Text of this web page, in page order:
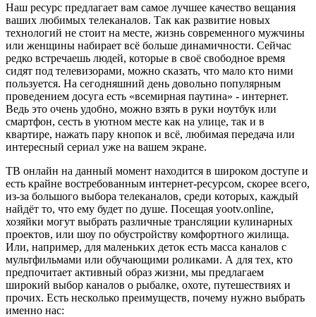
Наш ресурс предлагает вам самое лучшее качество вещания
ваших любимых телеканалов. Так как развитие новых
технологий не стоит на месте, жизнь современного мужчины
или женщины набирает всё больше динамичности. Сейчас
редко встречаешь людей, которые в своё свободное время
сидят под телевизорами, можно сказать, что мало кто ними
пользуется. На сегодняшний день довольно популярным
проведением досуга есть «всемирная паутина» - интернет.
Ведь это очень удобно, можно взять в руки ноутбук или
смартфон, сесть в уютном месте как на улице, так и в
квартире, нажать пару кнопок и всё, любимая передача или
интересный сериал уже на вашем экране.
ТВ онлайн на данный момент находится в широком доступе и
есть крайне востребованным интернет-ресурсом, скорее всего,
из-за большого выбора телеканалов, среди которых, каждый
найдёт то, что ему будет по душе. Посещая yootv.online,
хозяйки могут выбрать различные трансляции кулинарных
проектов, или шоу по обустройству комфортного жилища.
Или, например, для маленьких деток есть масса каналов с
мультфильмами или обучающими роликами. А для тех, кто
предпочитает активный образ жизни, мы предлагаем
широкий выбор каналов о рыбалке, охоте, путешествиях и
прочих. Есть несколько преимуществ, почему нужно выбрать
именно нас: